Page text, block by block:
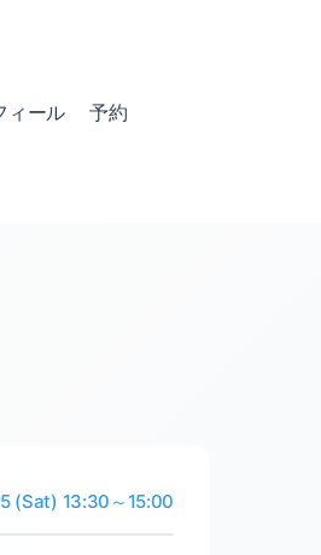
ィール 予約
(Sat) 13:30～15:00